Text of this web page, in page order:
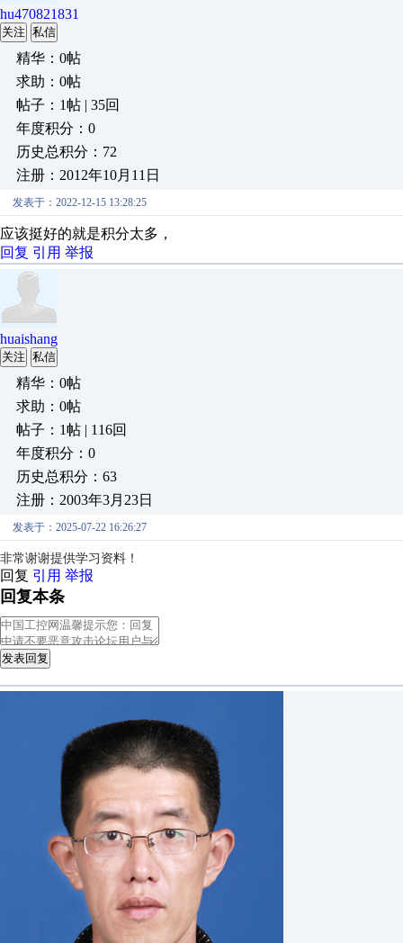
hu470821831
关注 私信
精华：0帖
求助：0帖
帖子：1帖 | 35回
年度积分：0
历史总积分：72
注册：2012年10月11日
发表于：2022-12-15 13:28:25
应该挺好的就是积分太多，
回复 引用 举报
huaishang
关注 私信
精华：0帖
求助：0帖
帖子：1帖 | 116回
年度积分：0
历史总积分：63
注册：2003年3月23日
发表于：2025-07-22 16:26:27
非常谢谢提供学习资料！
回复 引用 举报
回复本条
发表回复